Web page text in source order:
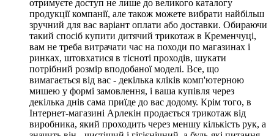
отримуєте доступ не лише до великого каталогу
продукції компанії, але також можете вибрати найбільш
зручний для вас варіант оплати або доставки. Обираючи
такий спосіб купити дитячий трикотаж в Кременчуці,
вам не треба витрачати час на походи по магазинах і
ринках, штовхатися в тісноті проходів, шукати
потрібний розмір вподобаної моделі. Все, що
вимагається від вас - декілька кліків комп'ютерною
мишею у формі замовлення, і ваша купівля через
декілька днів сама приїде до вас додому. Крім того, в
Інтернет-магазині Арлекін продається трикотаж від
виробника, який проходить через меншу кількість рук, а